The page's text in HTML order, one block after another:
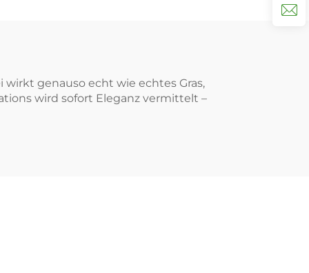
genauso echt wie echtes Gras,
wird sofort Eleganz vermittelt –